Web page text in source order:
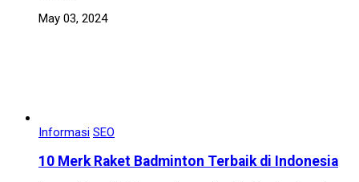
May 03, 2024
Informasi SEO
10 Merk Raket Badminton Terbaik di Indonesia